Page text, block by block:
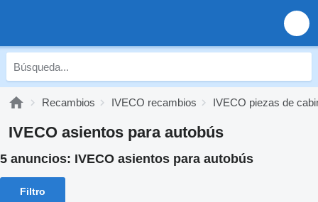
Recambios IVECO recambios IVECO piezas de
IVECO asientos para autobús
5 anuncios: IVECO asientos para autobús
Filtro